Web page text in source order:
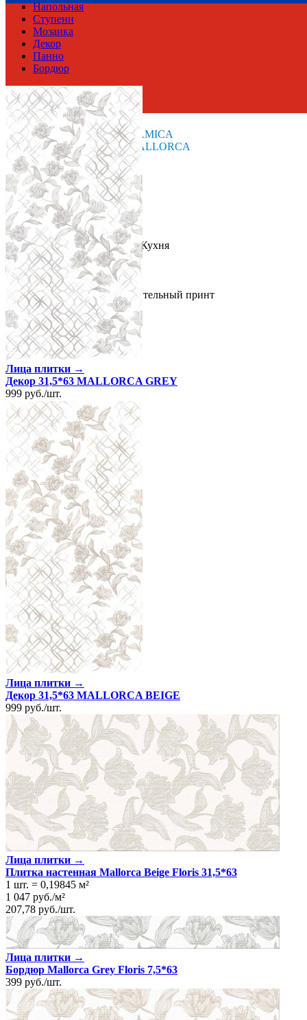
Россия
ПроизводительAZORI CERAMICA
КоллекцияAzori Ceramica MALLORCA
Тип плиткиНастенная
Размеры
Размеры31.5х63 см
Толщина9.5 мм
Ширина31.5 см
Длина63 см
Свойства
НазначениеВанная комната, Кухня
МатериалКерамика
Поверхность Матовая
ЦветСветло-серый
Имитация поверхностиРастительный принт
Напольная
Ступени
Мозаика
Декор
Панно
Бордюр
Лица плитки →
Декор 31,5*63 MALLORCA GREY
999 руб./шт.
Лица плитки →
Декор 31,5*63 MALLORCA BEIGE
999 руб./шт.
Лица плитки →
Плитка настенная Mallorca Beige Floris 31,5*63
1 шт. = 0,19845 м²
1 047 руб./м²
207,78 руб./шт.
Лица плитки →
Бордюр Mallorca Grey Floris 7,5*63
399 руб./шт.